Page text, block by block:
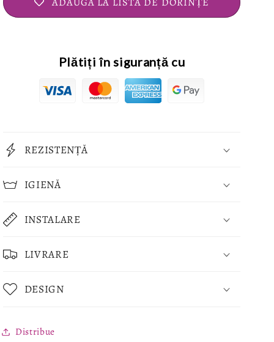
Plătiți în siguranță cu
REZISTENȚĂ
IGIENĂ
INSTALARE
LIVRARE
DESIGN
Distribue